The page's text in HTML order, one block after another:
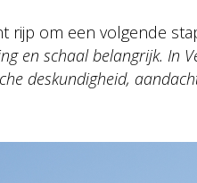
rijp om een volgende
en schaal belangrijk. In
deskundigheid,